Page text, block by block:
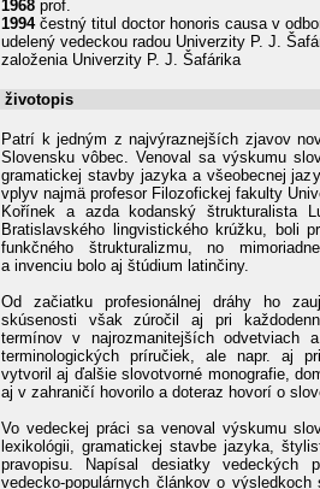
1968 prof.
1994čestný titul doctor honoris causa v
udelený vedeckou radou Univerzity P. J.
založenia Univerzity P. J. Šafárika
životopis
Patrí k jedným z najvýraznejších zjavov
Slovensku vôbec. Venoval sa výskumu
gramatickej stavby jazyka a všeobecnej
vplyv najmä profesor Filozofickej fakulty
Kořínek a azda kodanský štrukturalista
Bratislavského lingvistického krúžku, boli
funkčného štrukturalizmu, no
a invenciu bolo aj štúdium latinčiny.
Od začiatku profesionálnej dráhy ho
skúsenosti však zúročil aj pri
termínov v najrozmanitejších odvetviach
terminologických príručiek, ale napr. aj
vytvoril aj ďalšie slovotvorné monografie,
aj v zahraničí hovorilo a doteraz hovorí o
Vo vedeckej práci sa venoval výskumu
lexikológii, gramatickej stavbe jazyka,
pravopisu. Napísal desiatky vedeckých
vedecko-populárnych článkov o